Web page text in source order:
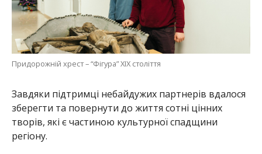
Придорожній хрест – “Фігура” ХІХ століття
Завдяки підтримці небайдужих партнерів вдалося
зберегти та повернути до життя сотні цінних
творів, які є частиною культурної спадщини
регіону.